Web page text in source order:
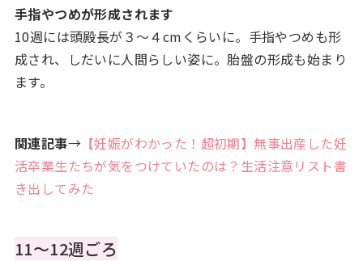
手指やつめが形成されます
10週には頭殿長が３～４cmくらいに。手指やつめも形
成され、しだいに人間らしい姿に。胎盤の形成も始まり
ます。
関連記事→【妊娠がわかった！超初期】無事出産した妊
活卒業生たちが気をつけていたのは？生活注意リスト書
き出してみた
11～12週ごろ